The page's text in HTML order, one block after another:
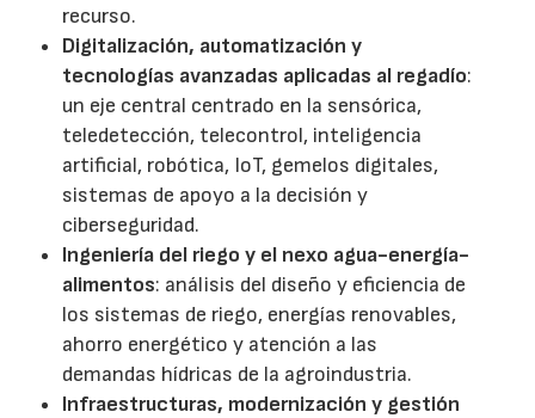
recurso.
Digitalización, automatización y
tecnologías avanzadas aplicadas al regadío:
un eje central centrado en la sensórica,
teledetección, telecontrol, inteligencia
artificial, robótica, IoT, gemelos digitales,
sistemas de apoyo a la decisión y
ciberseguridad.
Ingeniería del riego y el nexo agua-energía-
alimentos: análisis del diseño y eficiencia de
los sistemas de riego, energías renovables,
ahorro energético y atención a las
demandas hídricas de la agroindustria.
Infraestructuras, modernización y gestión